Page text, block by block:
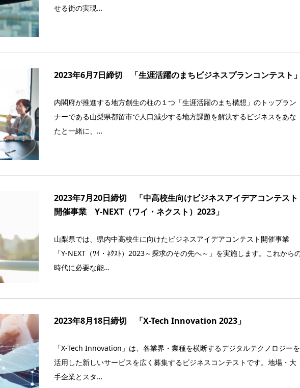
せる街の実現…
2023年6月7日締切 「生涯活躍のまちビジネスプランコンテスト
内閣府が推進する地方創生の柱の１つ「生涯活躍のまち構想」のトップラン
ナーである山梨県都留市で人口減少する地方課題を解決するビジネスをあな
たと一緒に、…
2023年7月20日締切 「中高校生向けビジネスアイデアコンテスト
開催事業 Y-NEXT（ワイ・ネクスト）2023」
山梨県では、県内中高校生に向けたビジネスアイデアコンテスト開催事業
「Y-NEXT（ﾜｲ・ﾈｸｽﾄ）2023～探求のその先へ～」を実施します。これから
時代に必要な能…
2023年8月18日締切 「X-Tech Innovation 2023」
「X-Tech Innovation」は、各業界・業種を横断するデジタルテクノロジーを
活用した新しいサービスを広く募集するビジネスコンテストです。地場・大
手企業とスタ…